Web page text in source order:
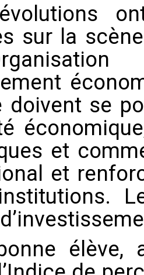
sur la
doivent se
et
et
élève,